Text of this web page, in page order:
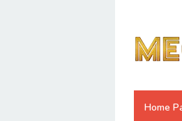
konten
Home